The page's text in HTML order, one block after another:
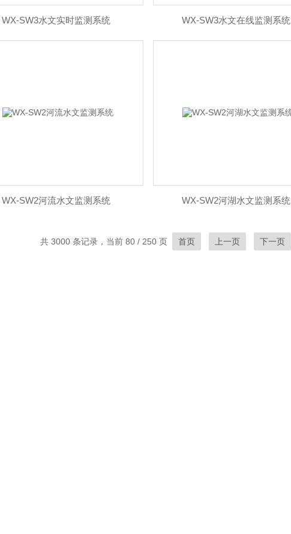
WX-SW3水文实时监测系统 WX-SW3水文在线监测系统
WX-SW2河流水文监测系统 WX-SW2河湖水文监测系统
共 3000 条记录，当前 80 / 250 页 首页 上一页 下一页